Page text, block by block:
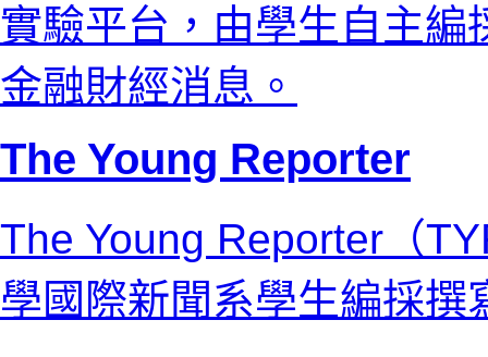
實驗平台，由學生自主編
金融財經消息。
The Young Reporter
The Young Reporter（
學國際新聞系學生編採撰